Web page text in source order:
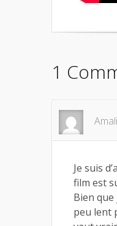
1
Je suis
film est
Bien que
peu lent